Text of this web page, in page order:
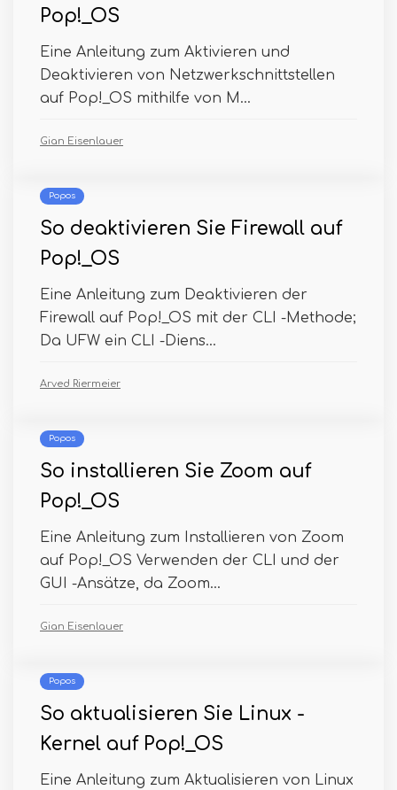
Pop!_OS
Eine Anleitung zum Aktivieren und
Deaktivieren von Netzwerkschnittstellen
auf Pop!_OS mithilfe von M...
Gian Eisenlauer
Popos
So deaktivieren Sie Firewall auf
Pop!_OS
Eine Anleitung zum Deaktivieren der
Firewall auf Pop!_OS mit der CLI -Methode;
Da UFW ein CLI -Diens...
Arved Riermeier
Popos
So installieren Sie Zoom auf
Pop!_OS
Eine Anleitung zum Installieren von Zoom
auf Pop!_OS Verwenden der CLI und der
GUI -Ansätze, da Zoom...
Gian Eisenlauer
Popos
So aktualisieren Sie Linux -
Kernel auf Pop!_OS
Eine Anleitung zum Aktualisieren von Linux